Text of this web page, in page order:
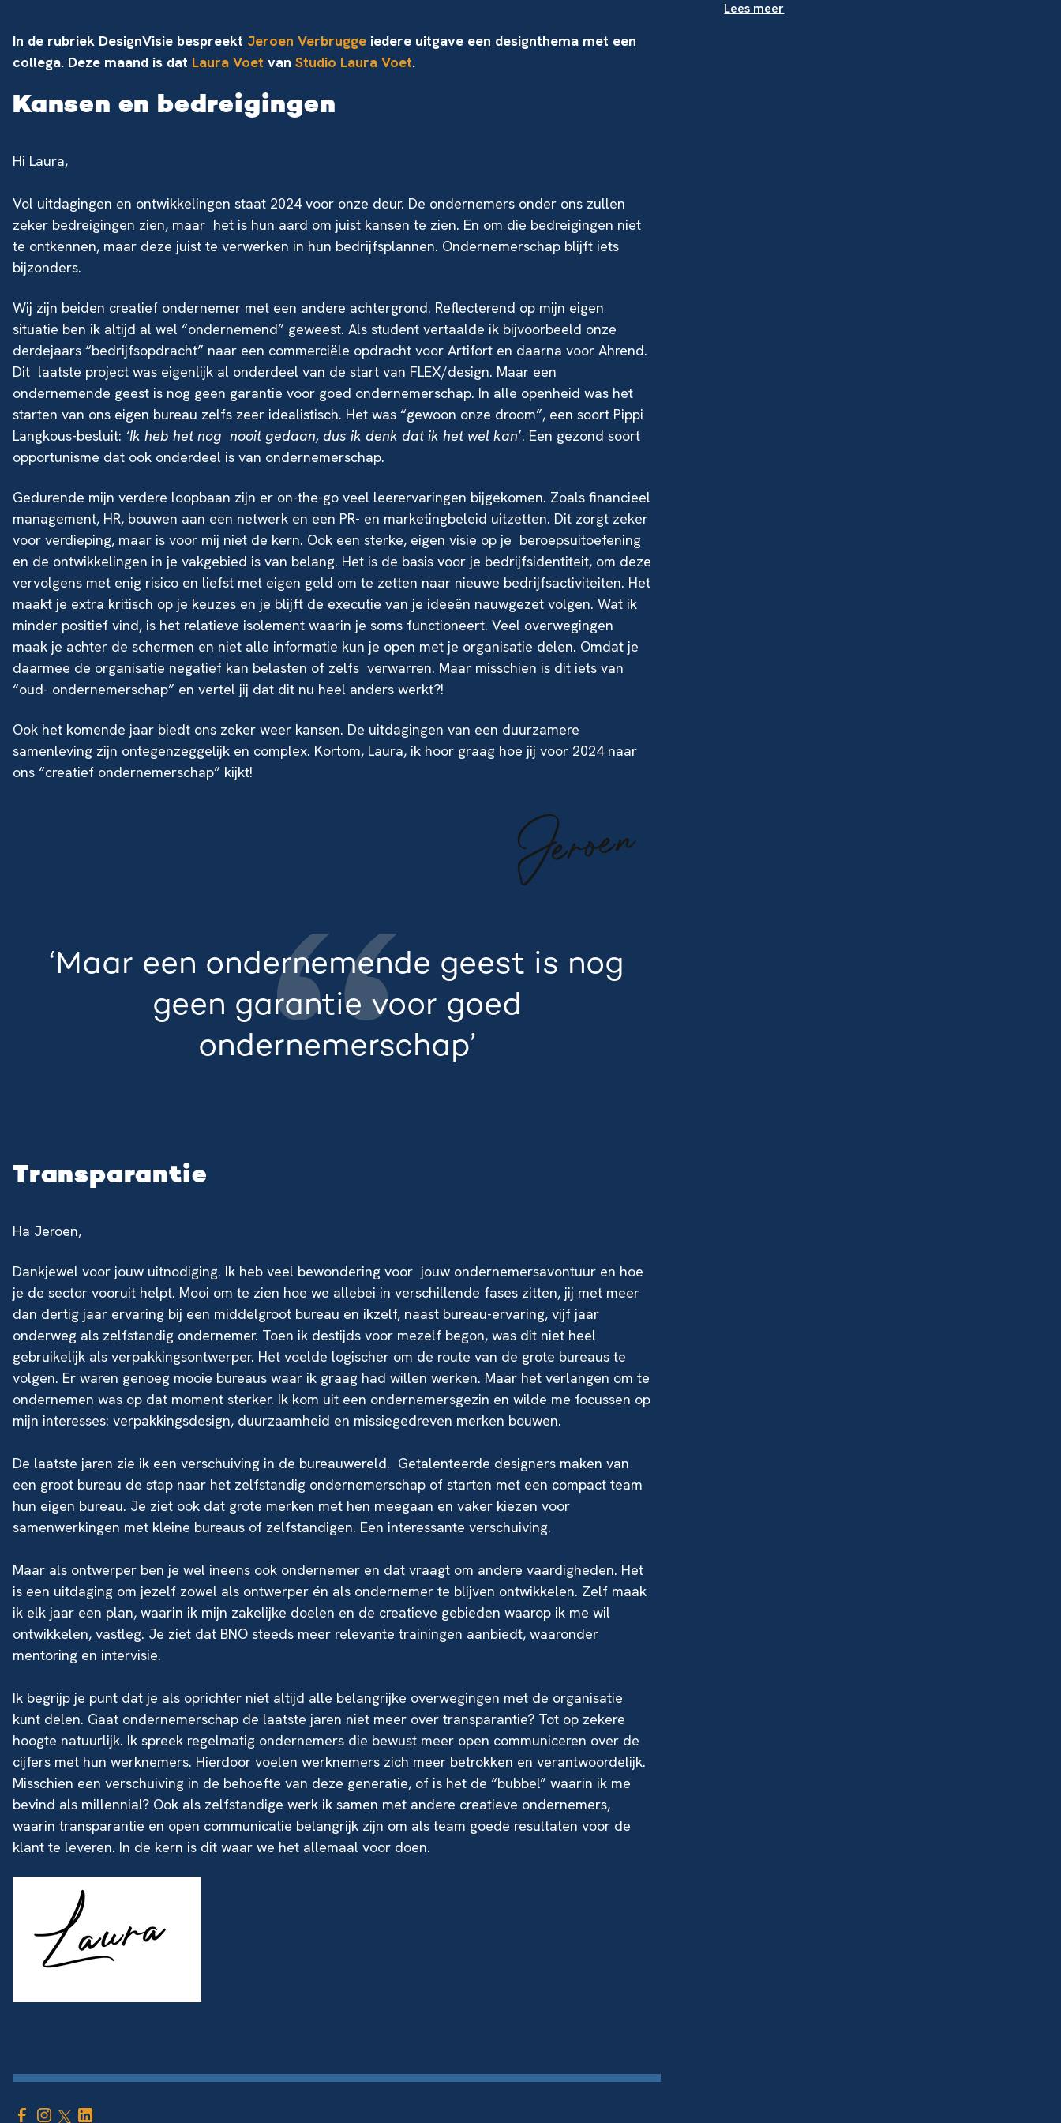
In de rubriek DesignVisie bespreekt Jeroen Verbrugge iedere uitgave een designthema met een
collega. Deze maand is dat Laura Voet van Studio Laura Voet.
Kansen en bedreigingen
Hi Laura,
Vol uitdagingen en ontwikkelingen staat 2024 voor onze deur. De ondernemers onder ons zullen
zeker bedreigingen zien, maar het is hun aard om juist kansen te zien. En om die bedreigingen niet
te ontkennen, maar deze juist te verwerken in hun bedrijfsplannen. Ondernemerschap blijft iets
bijzonders.
Wij zijn beiden creatief ondernemer met een andere achtergrond. Reflecterend op mijn eigen
situatie ben ik altijd al wel “ondernemend” geweest. Als student vertaalde ik bijvoorbeeld onze
derdejaars “bedrijfsopdracht” naar een commerciële opdracht voor Artifort en daarna voor Ahrend.
Dit laatste project was eigenlijk al onderdeel van de start van FLEX/design. Maar een
ondernemende geest is nog geen garantie voor goed ondernemerschap. In alle openheid was het
starten van ons eigen bureau zelfs zeer idealistisch. Het was “gewoon onze droom”, een soort Pippi
Langkous-besluit: ‘Ik heb het nog nooit gedaan, dus ik denk dat ik het wel kan’. Een gezond soort
opportunisme dat ook onderdeel is van ondernemerschap.
Gedurende mijn verdere loopbaan zijn er on-the-go veel leerervaringen bijgekomen. Zoals financieel
management, HR, bouwen aan een netwerk en een PR- en marketingbeleid uitzetten. Dit zorgt zeker
voor verdieping, maar is voor mij niet de kern. Ook een sterke, eigen visie op je beroepsuitoefening
en de ontwikkelingen in je vakgebied is van belang. Het is de basis voor je bedrijfsidentiteit, om deze
vervolgens met enig risico en liefst met eigen geld om te zetten naar nieuwe bedrijfsactiviteiten. Het
maakt je extra kritisch op je keuzes en je blijft de executie van je ideeën nauwgezet volgen. Wat ik
minder positief vind, is het relatieve isolement waarin je soms functioneert. Veel overwegingen
maak je achter de schermen en niet alle informatie kun je open met je organisatie delen. Omdat je
daarmee de organisatie negatief kan belasten of zelfs verwarren. Maar misschien is dit iets van
“oud- ondernemerschap” en vertel jij dat dit nu heel anders werkt?!
Ook het komende jaar biedt ons zeker weer kansen. De uitdagingen van een duurzamere
samenleving zijn ontegenzeggelijk en complex. Kortom, Laura, ik hoor graag hoe jij voor 2024 naar
ons “creatief ondernemerschap” kijkt!
‘Maar een ondernemende geest is nog
geen garantie voor goed
ondernemerschap’
Transparantie
Ha Jeroen,
Dankjewel voor jouw uitnodiging. Ik heb veel bewondering voor jouw ondernemersavontuur en hoe
je de sector vooruit helpt. Mooi om te zien hoe we allebei in verschillende fases zitten, jij met meer
dan dertig jaar ervaring bij een middelgroot bureau en ikzelf, naast bureau-ervaring, vijf jaar
onderweg als zelfstandig ondernemer. Toen ik destijds voor mezelf begon, was dit niet heel
gebruikelijk als verpakkingsontwerper. Het voelde logischer om de route van de grote bureaus te
volgen. Er waren genoeg mooie bureaus waar ik graag had willen werken. Maar het verlangen om te
ondernemen was op dat moment sterker. Ik kom uit een ondernemersgezin en wilde me focussen op
mijn interesses: verpakkingsdesign, duurzaamheid en missiegedreven merken bouwen.
De laatste jaren zie ik een verschuiving in de bureauwereld. Getalenteerde designers maken van
een groot bureau de stap naar het zelfstandig ondernemerschap of starten met een compact team
hun eigen bureau. Je ziet ook dat grote merken met hen meegaan en vaker kiezen voor
samenwerkingen met kleine bureaus of zelfstandigen. Een interessante verschuiving.
Maar als ontwerper ben je wel ineens ook ondernemer en dat vraagt om andere vaardigheden. Het
is een uitdaging om jezelf zowel als ontwerper én als ondernemer te blijven ontwikkelen. Zelf maak
ik elk jaar een plan, waarin ik mijn zakelijke doelen en de creatieve gebieden waarop ik me wil
ontwikkelen, vastleg. Je ziet dat BNO steeds meer relevante trainingen aanbiedt, waaronder
mentoring en intervisie.
Ik begrijp je punt dat je als oprichter niet altijd alle belangrijke overwegingen met de organisatie
kunt delen. Gaat ondernemerschap de laatste jaren niet meer over transparantie? Tot op zekere
hoogte natuurlijk. Ik spreek regelmatig ondernemers die bewust meer open communiceren over de
cijfers met hun werknemers. Hierdoor voelen werknemers zich meer betrokken en verantwoordelijk.
Misschien een verschuiving in de behoefte van deze generatie, of is het de “bubbel” waarin ik me
bevind als millennial? Ook als zelfstandige werk ik samen met andere creatieve ondernemers,
waarin transparantie en open communicatie belangrijk zijn om als team goede resultaten voor de
klant te leveren. In de kern is dit waar we het allemaal voor doen.
Lees meer